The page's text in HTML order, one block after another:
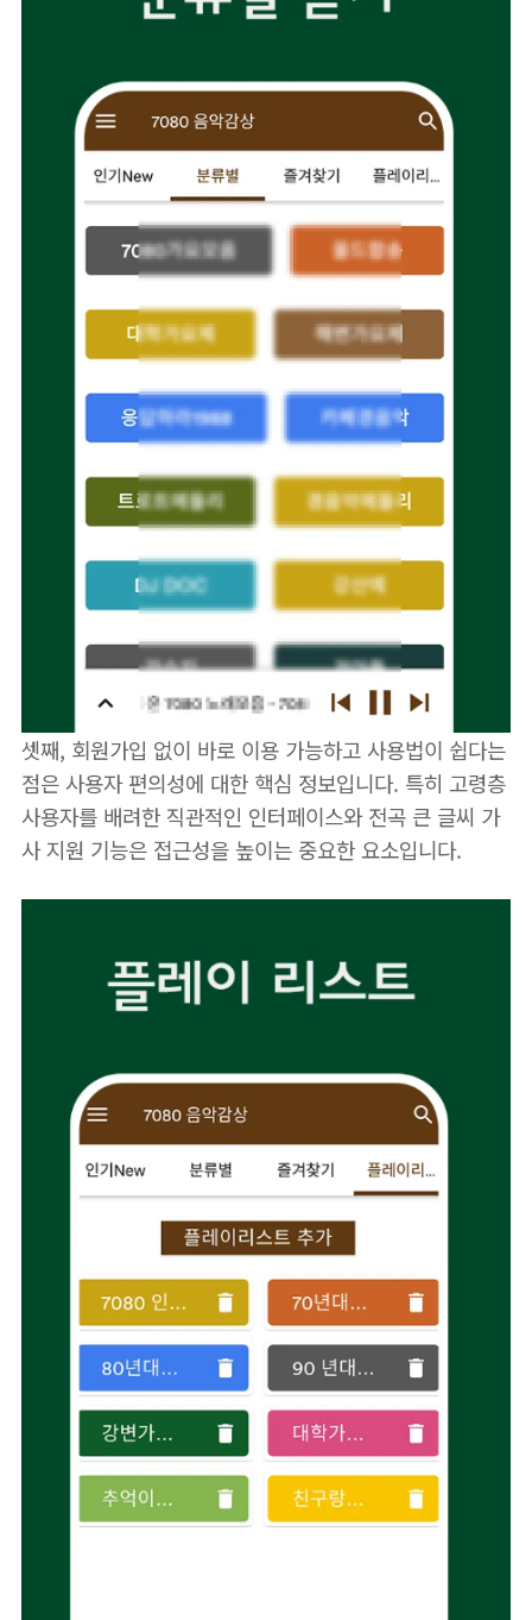
셋째, 회원가입 없이 바로 이용 가능하고 사용법이 쉽다는
점은 사용자 편의성에 대한 핵심 정보입니다. 특히 고령층
사용자를 배려한 직관적인 인터페이스와 전곡 큰 글씨 가
사 지원 기능은 접근성을 높이는 중요한 요소입니다.